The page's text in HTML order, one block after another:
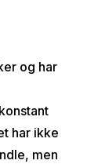
og har
har ikke
men